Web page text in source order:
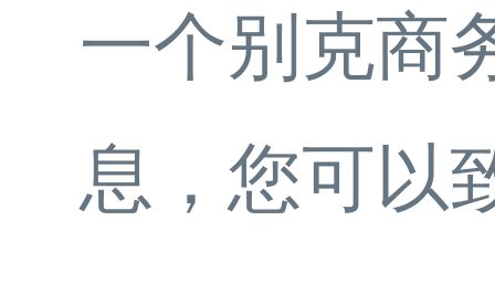
一个别克商
息，您可以